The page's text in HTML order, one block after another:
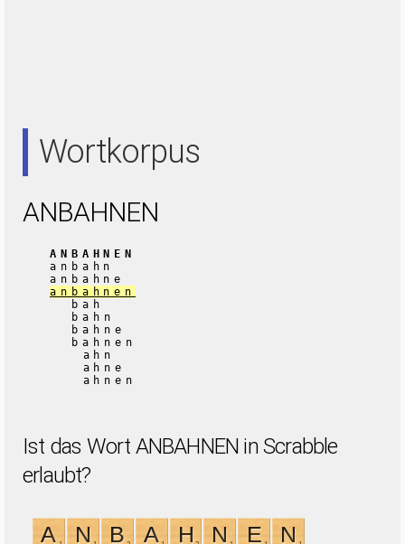
Wortkorpus
ANBAHNEN
ANBAHNEN
anbahn
anbahne
anbahnen
bah
bahn
bahne
bahnen
ahn
ahne
ahnen
Ist das Wort ANBAHNEN in Scrabble
erlaubt?